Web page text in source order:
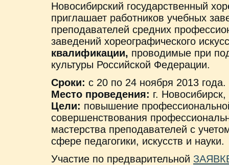
Новосибирский государственный
приглашает работников учебных
преподавателей средних
заведений хореографического
квалификации, проводимые при
культуры Российской Федерации.
Сроки: с 20 по 24 ноября 2013 года.
Место проведения: г.
Цели: повышение
совершенствования
мастерства преподавателей с
сфере педагогики, искусств и науки.
Участие по предварительной